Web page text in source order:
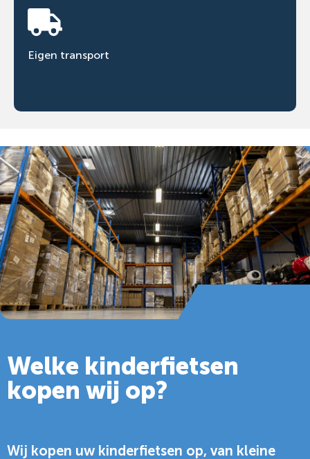
Eigen transport
Welke kinderfietsen
kopen wij op?
Wij kopen uw kinderfietsen op, van kleine